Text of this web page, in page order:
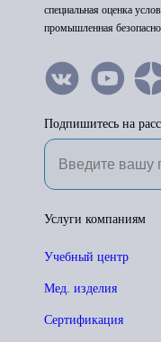
специальная оценка
промышленная
Подпишитесь на
Услуги компаниям
Учебный центр
Мед. изделия
Сертификация